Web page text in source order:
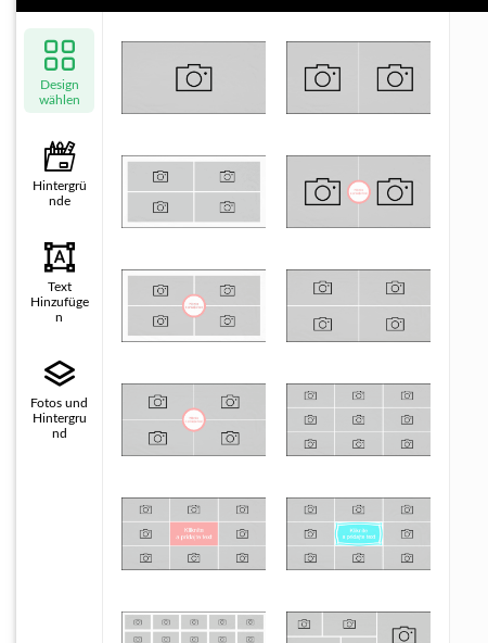
Design
wählen
Hintergrü
nde
Text
Hinzufüge
n
Fotos und
Hintergru
nd